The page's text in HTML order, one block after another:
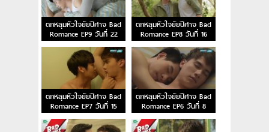
ตกหลุมหัวใจยัยปีศาจ Bad
Romance EP9 วันที่ 22
ส.ค. 59
ตกหลุมหัวใจยัยปีศาจ Bad
Romance EP8 วันที่ 16
ส.ค. 59
ตกหลุมหัวใจยัยปีศาจ Bad
Romance EP7 วันที่ 15
ส.ค. 59
ตกหลุมหัวใจยัยปีศาจ Bad
Romance EP6 วันที่ 8
ส.ค. 59